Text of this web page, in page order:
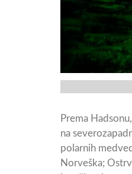
Prema
na
polarnih
Norveška;